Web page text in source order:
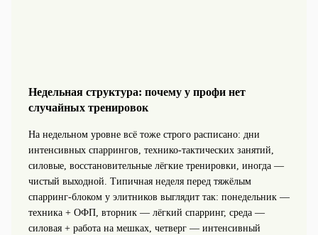
Недельная структура: почему у профи нет
случайных тренировок
На недельном уровне всё тоже строго расписано: дни
интенсивных спаррингов, технико-тактических занятий,
силовые, восстановительные лёгкие тренировки, иногда —
чистый выходной. Типичная неделя перед тяжёлым
спарринг‑блоком у элитников выглядит так: понедельник —
техника + ОФП, вторник — лёгкий спарринг, среда —
силовая + работа на мешках, четверг — интенсивный